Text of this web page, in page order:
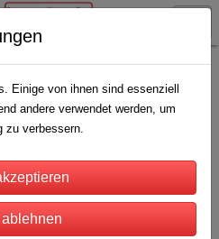
Kämme, Entfilzer, Tierfön(39)
Einige von ihnen sind essenziell
andere verwendet werden, um
zu verbessern.